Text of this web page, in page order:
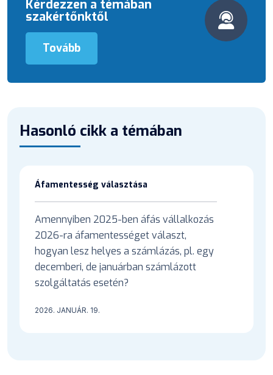
Kérdezzen a témában
szakértőnktől
Tovább
Hasonló cikk a témában
Áfamentesség választása
Amennyiben 2025-ben áfás vállalkozás
2026-ra áfamentességet választ,
hogyan lesz helyes a számlázás, pl. egy
decemberi, de januárban számlázott
szolgáltatás esetén?
2026. JANUÁR. 19.